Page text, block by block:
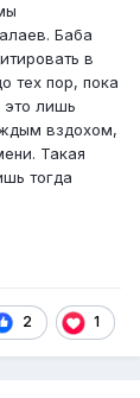
Баба
в
тех пор, пока
это лишь
вздохом,
Такая
тогда
2 1